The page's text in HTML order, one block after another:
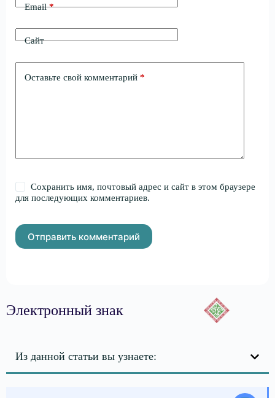
Email*
Сайт
Оставьте свой комментарий *
Сохранить имя, почтовый адрес и сайт в этом браузере
для последующих комментариев.
Отправить комментарий
Электронный знак
Из данной статьи вы узнаете: